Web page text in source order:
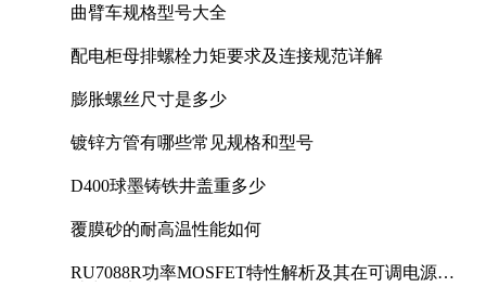
曲臂车规格型号大全
配电柜母排螺栓力矩要求及连接规范详解
膨胀螺丝尺寸是多少
镀锌方管有哪些常见规格和型号
D400球墨铸铁井盖重多少
覆膜砂的耐高温性能如何
RU7088R功率MOSFET特性解析及其在可调电源设